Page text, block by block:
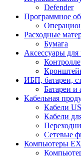
Defender
Программное
Расходные
Бумага
Аксессуары
ИБП, батареи,
Батареи
Кабельная
Кабели
Кабели
Сетевые
Компьютеры